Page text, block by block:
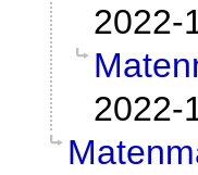
2022-
2022-